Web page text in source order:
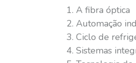
A fibra óptica
Automação
Ciclo de
Sistemas